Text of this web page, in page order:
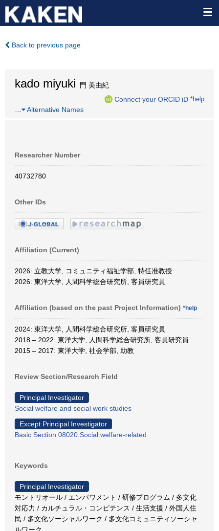
Back to previous page
kado miyuki 門 美由紀
Connect your ORCID iD *help
Alternative Names
Researcher Number
40732780
Other IDs
Affiliation (Current)
2026: 立教大学, コミュニティ福祉学部, 特任准教授
2026: 東洋大学, 人間科学総合研究所, 客員研究員
Affiliation (based on the past Project Information) *help
2024: 東洋大学, 人間科学総合研究所, 客員研究員
2018 – 2022: 東洋大学, 人間科学総合研究所, 客員研究員
2015 – 2017: 東洋大学, 社会学部, 助教
Review Section/Research Field
Principal Investigator
Social welfare and social work studies
Except Principal Investigator
Basic Section 08020:Social welfare-related
Keywords
Principal Investigator
モントリオール / エンパワメント / 研修プログラム / 多文化
対応力 / カルチュラル・コンピテンス / 生活支援 / 外国人住
民 / 多文化ソーシャルワーク / 多文化コミュニティソーシャ
ルワーク